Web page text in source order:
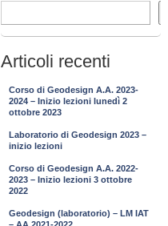
Articoli recenti
Corso di Geodesign A.A. 2023-
2024 – Inizio lezioni lunedì 2
ottobre 2023
Laboratorio di Geodesign 2023 –
inizio lezioni
Corso di Geodesign A.A. 2022-
2023 – Inizio lezioni 3 ottobre
2022
Geodesign (laboratorio) – LM IAT